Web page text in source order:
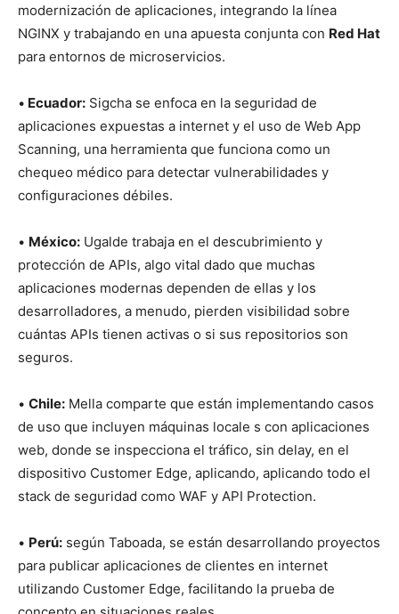
modernización de aplicaciones, integrando la línea
NGINX y trabajando en una apuesta conjunta con Red Hat
para entornos de microservicios.
• Ecuador: Sigcha se enfoca en la seguridad de
aplicaciones expuestas a internet y el uso de Web App
Scanning, una herramienta que funciona como un
chequeo médico para detectar vulnerabilidades y
configuraciones débiles.
• México: Ugalde trabaja en el descubrimiento y
protección de APIs, algo vital dado que muchas
aplicaciones modernas dependen de ellas y los
desarrolladores, a menudo, pierden visibilidad sobre
cuántas APIs tienen activas o si sus repositorios son
seguros.
• Chile: Mella comparte que están implementando casos
de uso que incluyen máquinas locale s con aplicaciones
web, donde se inspecciona el tráfico, sin delay, en el
dispositivo Customer Edge, aplicando, aplicando todo el
stack de seguridad como WAF y API Protection.
• Perú: según Taboada, se están desarrollando proyectos
para publicar aplicaciones de clientes en internet
utilizando Customer Edge, facilitando la prueba de